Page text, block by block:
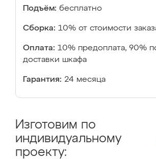
Подъём: бесплатно
Сборка: 10% от стоимости
Оплата: 10% предоплата, 90%
доставки шкафа
Гарантия: 24 месяца
Изготовим по
индивидуальному
проекту: